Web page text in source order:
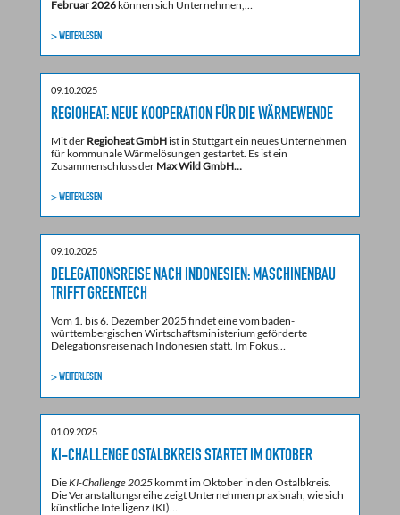
Februar 2026 können sich Unternehmen,…
> WEITERLESEN
09.10.2025
REGIOHEAT: NEUE KOOPERATION FÜR DIE WÄRMEWENDE
Mit der Regioheat GmbHist in Stuttgart ein neues Unternehmen
für kommunale Wärmelösungen gestartet. Es ist ein
Zusammenschluss der Max Wild GmbH…
> WEITERLESEN
09.10.2025
DELEGATIONSREISE NACH INDONESIEN: MASCHINENBAU
TRIFFT GREENTECH
Vom 1. bis 6. Dezember 2025 findet eine vom baden-
württembergischen Wirtschaftsministerium geförderte
Delegationsreise nach Indonesien statt. Im Fokus…
> WEITERLESEN
01.09.2025
KI-CHALLENGE OSTALBKREIS STARTET IM OKTOBER
DieKI-Challenge 2025 kommt im Oktober in den Ostalbkreis.
Die Veranstaltungsreihe zeigt Unternehmen praxisnah, wie sich
künstliche Intelligenz (KI)…